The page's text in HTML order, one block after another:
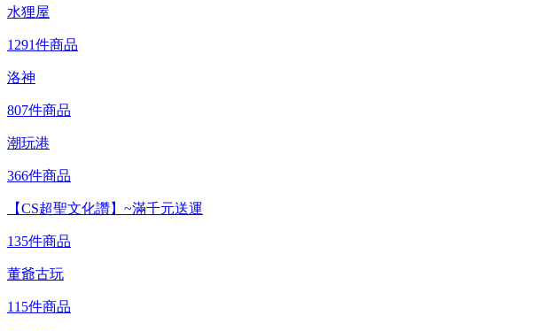
水狸屋
1291件商品
洛神
807件商品
潮玩港
366件商品
【CS超聖文化讚】~滿千元送運
135件商品
董爺古玩
115件商品